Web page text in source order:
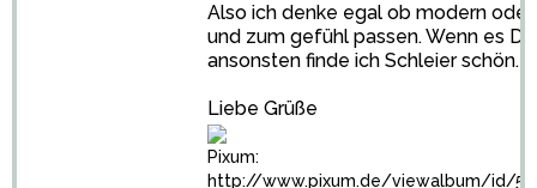
Also ich denke egal ob modern
und zum gefühl passen. Wenn es
ansonsten finde ich Schleier schön.
Liebe Grüße
Pixum:
http://www.pixum.de/viewalbum/id/